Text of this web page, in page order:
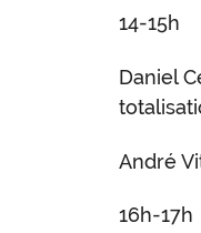
14-15h
Daniel
André
16h-17h